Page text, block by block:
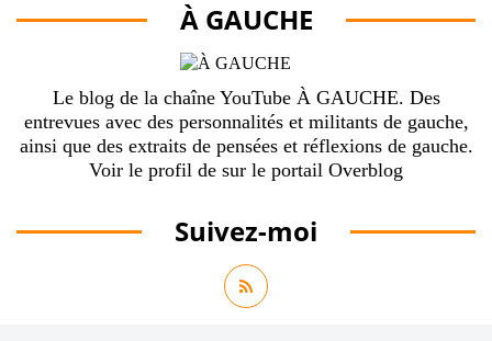
À GAUCHE
Le blog de la chaîne YouTube À GAUCHE. Des
entrevues avec des personnalités et militants de gauche,
ainsi que des extraits de pensées et réflexions de gauche.
Voir le profil de sur le portail Overblog
Suivez-moi